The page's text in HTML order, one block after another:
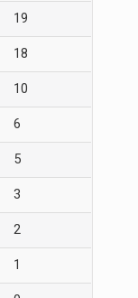
19
18
10
6
5
3
2
1